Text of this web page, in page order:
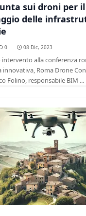
sui droni per il
delle
0 08 Dic, 2023
intervento alla conferenza
innovativa, Roma Drone
Folino, responsabile BIM ...